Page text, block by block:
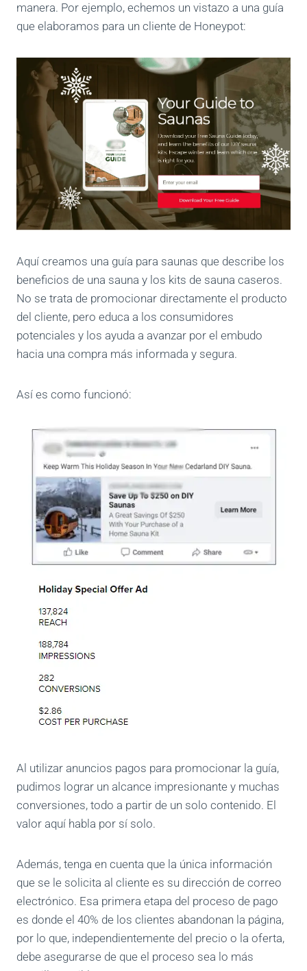
manera. Por ejemplo, echemos un vistazo a una guía
que elaboramos para un cliente de Honeypot:
Aquí creamos una guía para saunas que describe los
beneficios de una sauna y los kits de sauna caseros.
No se trata de promocionar directamente el producto
del cliente, pero educa a los consumidores
potenciales y los ayuda a avanzar por el embudo
hacia una compra más informada y segura.
Así es como funcionó:
Al utilizar anuncios pagos para promocionar la guía,
pudimos lograr un alcance impresionante y muchas
conversiones, todo a partir de un solo contenido. El
valor aquí habla por sí solo.
Además, tenga en cuenta que la única información
que se le solicita al cliente es su dirección de correo
electrónico. Esa primera etapa del proceso de pago
es donde el 40% de los clientes abandonan la página,
por lo que, independientemente del precio o la oferta,
debe asegurarse de que el proceso sea lo más